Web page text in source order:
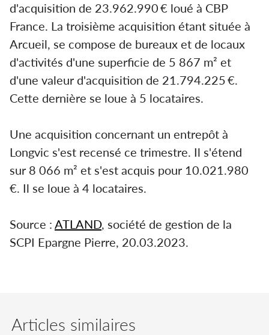
d'acquisition de 23.962.990 € loué à CBP
France. La troisième acquisition étant située à
Arcueil, se compose de bureaux et de locaux
d'activités d'une superficie de 5 867 m² et
d'une valeur d'acquisition de 21.794.225 €.
Cette dernière se loue à 5 locataires.
Une acquisition concernant un entrepôt à
Longvic s'est recensé ce trimestre. Il s'étend
sur 8 066 m² et s'est acquis pour 10.021.980
€. Il se loue à 4 locataires.
Source : ATLAND, société de gestion de la
SCPI Epargne Pierre, 20.03.2023.
Articles similaires